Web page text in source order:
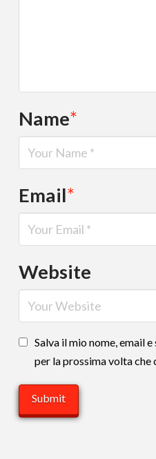
Name*
Email*
Website
Salva il mio nome, email
per la prossima volta che